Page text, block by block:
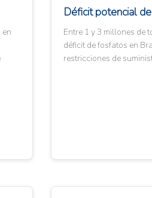
Déficit potencial
Entre 1 y 3 millones de
déficit de fosfatos en
restricciones de